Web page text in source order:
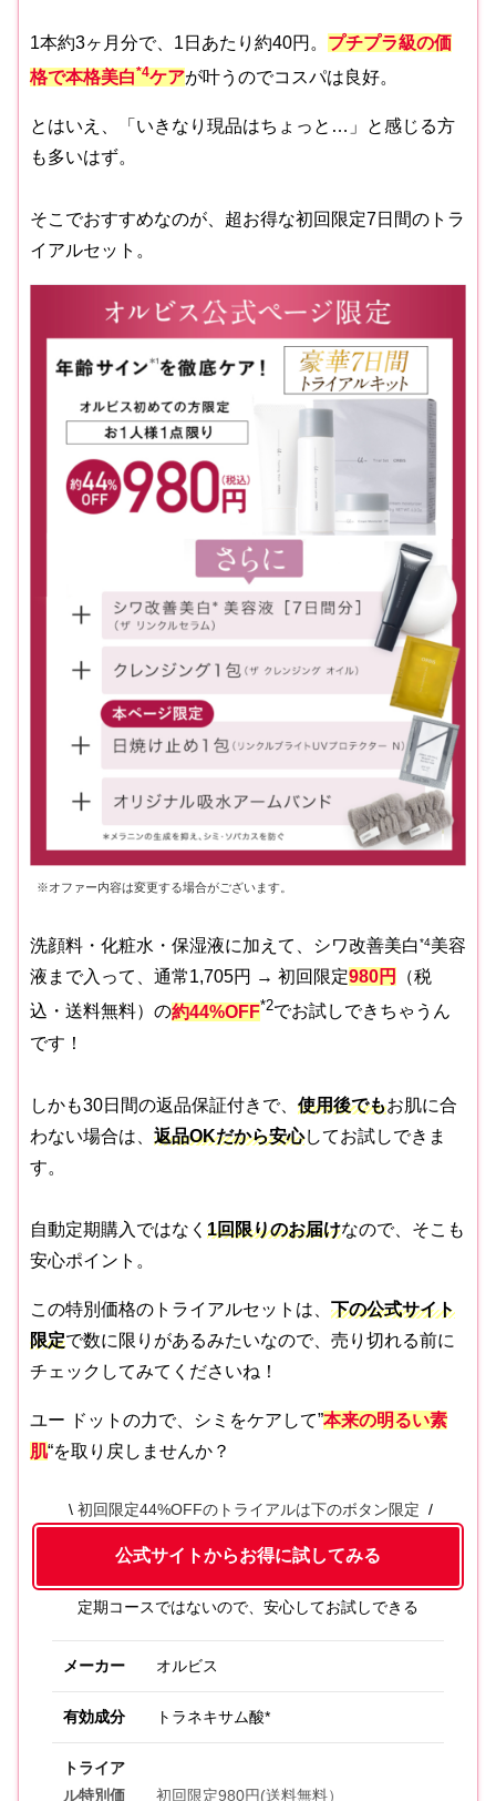
1本約3ヶ月分で、1日あたり約40円。 プチプラ級の価
格で本格美白*4ケアが叶うのでコスパは良好。
とはいえ、「いきなり現品はちょっと…」と感じる方
も多いはず。
そこでおすすめなのが、超お得な初回限定7日間のトラ
イアルセット。
※オファー内容は変更する場合がございます。
洗顔料・化粧水・保湿液に加えて、シワ改善美白*4美容
液まで入って、通常1,705円 → 初回限定980円
（税
込・送料無料）の約44%OFF*2でお試しできちゃうん
です！
しかも30日間の返品保証付きで、 使用後でもお肌に合
わない場合は、 返品OKだから安心してお試しできま
す。
自動定期購入ではなく 1回限りのお届けなので、そこも
安心ポイント。
この特別価格のトライアルセットは、 下の公式サイト
限定で数に限りがあるみたいなので、売り切れる前に
チェックしてみてくださいね！
ユー ドットの力で、シミをケアして”本来の明るい素
肌“を取り戻しませんか？
初回限定44%OFFのトライアルは下のボタン限定
公式サイトからお得に試してみる
定期コースではないので、安心してお試しできる
メーカー オルビス
有効成分 トラネキサム酸*
トライア
ル特別価
初回限定980円(送料無料）